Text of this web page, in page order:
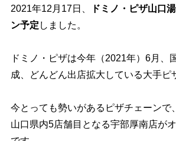
2021年12月17日、
ドミノ・ピザ山口
ン予定 しました。
ドミノ・ピザは今年（2021年）6月、
成、どんどん出店拡大している大手ピ
今とっても勢いがあるピザチェーンで
山口県内5店舗目となる宇部厚南店が